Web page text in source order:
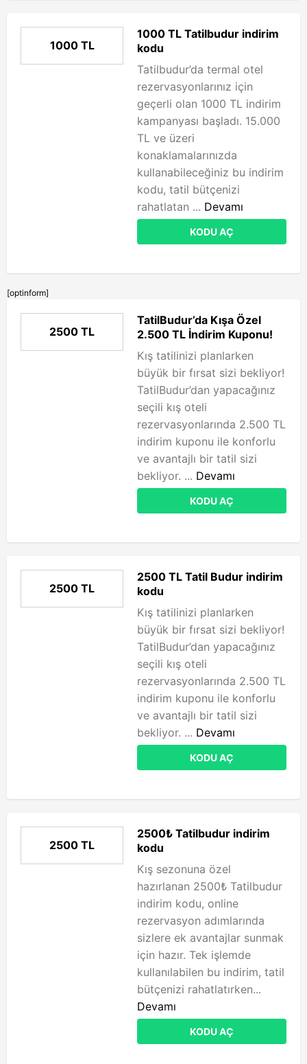
1000 TL
1000 TL Tatilbudur indirim
kodu
Tatilbudur’da termal otel
rezervasyonlarınız için
geçerli olan 1000 TL indirim
kampanyası başladı. 15.000
TL ve üzeri
konaklamalarınızda
kullanabileceğiniz bu indirim
kodu, tatil bütçenizi
rahatlatan ... Devamı
KODU AÇ
[optinform]
2500 TL
TatilBudur’da Kışa Özel
2.500 TL İndirim Kuponu!
Kış tatilinizi planlarken
büyük bir fırsat sizi bekliyor!
TatilBudur’dan yapacağınız
seçili kış oteli
rezervasyonlarında 2.500 TL
indirim kuponu ile konforlu
ve avantajlı bir tatil sizi
bekliyor. ... Devamı
KODU AÇ
2500 TL
2500 TL Tatil Budur indirim
kodu
Kış tatilinizi planlarken
büyük bir fırsat sizi bekliyor!
TatilBudur’dan yapacağınız
seçili kış oteli
rezervasyonlarında 2.500 TL
indirim kuponu ile konforlu
ve avantajlı bir tatil sizi
bekliyor. ... Devamı
KODU AÇ
2500 TL
2500₺ Tatilbudur indirim
kodu
Kış sezonuna özel
hazırlanan 2500₺ Tatilbudur
indirim kodu, online
rezervasyon adımlarında
sizlere ek avantajlar sunmak
için hazır. Tek işlemde
kullanılabilen bu indirim, tatil
bütçenizi rahatlatırken...
Devamı
KODU AÇ